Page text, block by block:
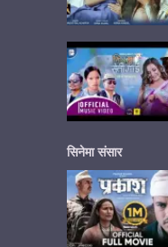
सिनेमा संसार